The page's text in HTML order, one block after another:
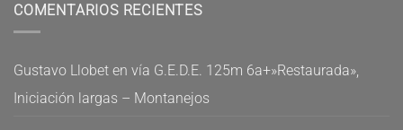
COMENTARIOS RECIENTES
Gustavo Llobet en vía G.E.D.E. 125m 6a+»Restaurada»,
Iniciación largas – Montanejos